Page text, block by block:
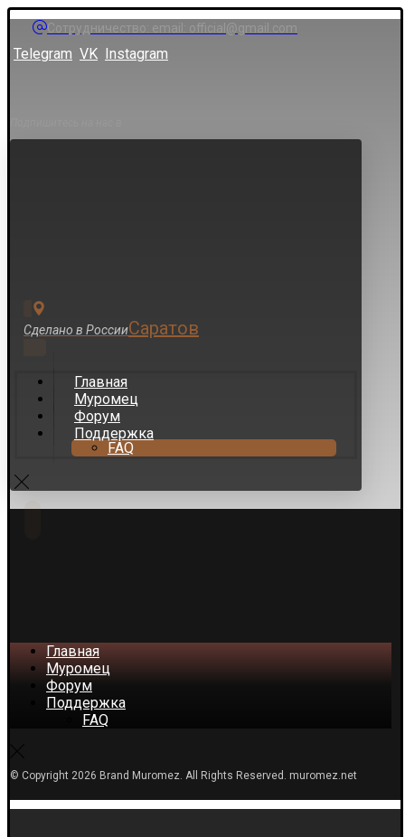
Сотрудничество: email: official@gmail.com
Telegram VK Instagram
Сделано в РоссииСаратов
Главная
Муромец
Форум
Поддержка
FAQ
Главная
Муромец
Форум
Поддержка
FAQ
© Copyright 2026 Brand Muromez. All Rights Reserved. muromez.net